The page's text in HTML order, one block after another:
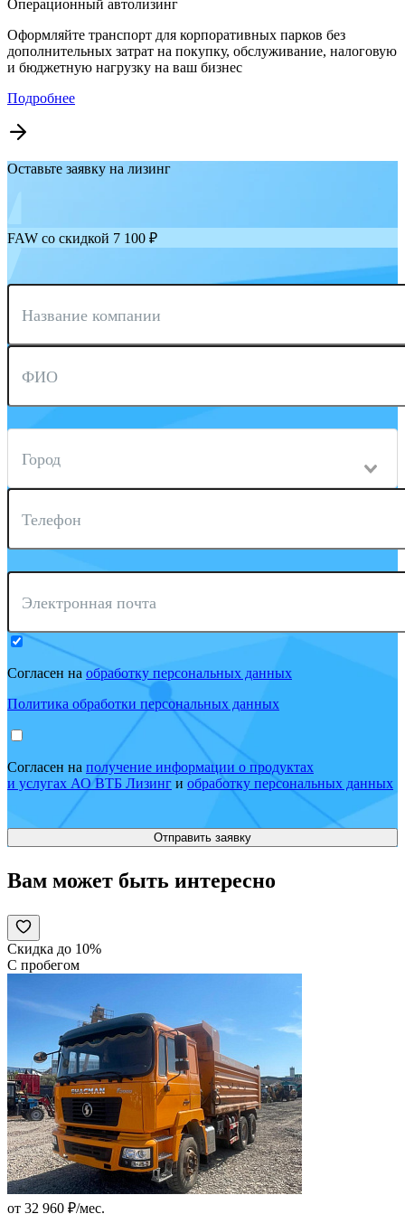
Операционный автолизинг
Оформляйте транспорт для корпоративных парков без
дополнительных затрат на покупку, обслуживание, налоговую
и бюджетную нагрузку на ваш бизнес
Подробнее
Оставьте заявку на лизинг
FAW со скидкой 7 100 ₽
Название компании
ФИО
Город
Телефон
Электронная почта
Согласен на обработку персональных данных
Политика обработки персональных данных
Согласен на получение информации о продуктах
и услугах АО ВТБ Лизинг и обработку персональных данных
Вам может быть интересно
Скидка до 10%
С пробегом
от 32 960 ₽/мес.